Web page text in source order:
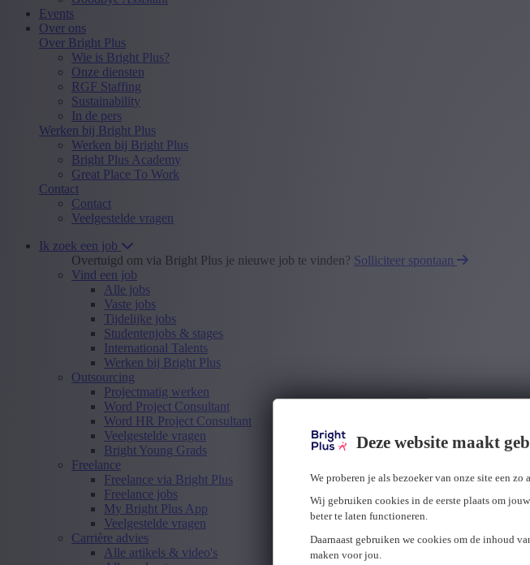
Deze website maakt
We proberen je als bezoeker van onze site een
Wij gebruiken cookies in de eerste plaats om
beter te laten functioneren.
Daarnaast gebruiken we cookies om de inhoud
maken voor jou.
Events
Over ons
Over Bright Plus
Wie is Bright Plus?
Onze diensten
RGF Staffing
Sustainability
In de pers
Werken bij Bright Plus
Werken bij Bright Plus
Bright Plus Academy
Great Place To Work
Contact
Contact
Veelgestelde vragen
Ik zoek een job
Overtuigd om via Bright Plus je nieuwe job te vinden? Solliciteer spontaan
Vind een job
Alle jobs
Vaste jobs
Tijdelijke jobs
Studentenjobs & stages
International Talents
Werken bij Bright Plus
Outsourcing
Projectmatig werken
Word Project Consultant
Word HR Project Consultant
Veelgestelde vragen
Bright Young Grads
Freelance
Freelance via Bright Plus
Freelance jobs
My Bright Plus App
Veelgestelde vragen
Carrière advies
Alle artikels & video's